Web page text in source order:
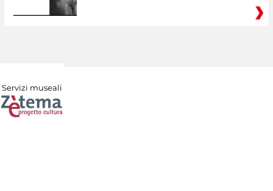
Servizi museali